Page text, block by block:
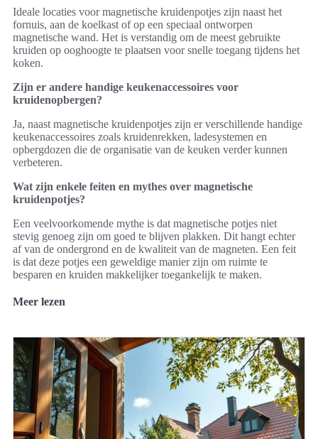
Ideale locaties voor magnetische kruidenpotjes zijn naast het
fornuis, aan de koelkast of op een speciaal ontworpen
magnetische wand. Het is verstandig om de meest gebruikte
kruiden op ooghoogte te plaatsen voor snelle toegang tijdens het
koken.
Zijn er andere handige keukenaccessoires voor
kruidenopbergen?
Ja, naast magnetische kruidenpotjes zijn er verschillende handige
keukenaccessoires zoals kruidenrekken, ladesystemen en
opbergdozen die de organisatie van de keuken verder kunnen
verbeteren.
Wat zijn enkele feiten en mythes over magnetische
kruidenpotjes?
Een veelvoorkomende mythe is dat magnetische potjes niet
stevig genoeg zijn om goed te blijven plakken. Dit hangt echter
af van de ondergrond en de kwaliteit van de magneten. Een feit
is dat deze potjes een geweldige manier zijn om ruimte te
besparen en kruiden makkelijker toegankelijk te maken.
Meer lezen